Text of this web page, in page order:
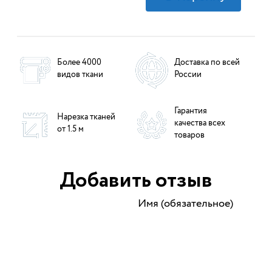
Более 4000
видов ткани
Доставка по всей
России
Нарезка тканей
от 1.5 м
Гарантия
качества всех
товаров
Добавить отзыв
Имя (обязательное)